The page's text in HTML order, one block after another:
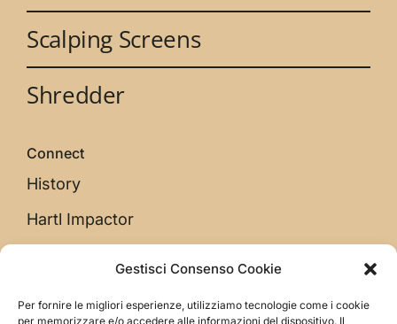
Gestisci Consenso Cookie
Per fornire le migliori esperienze, utilizziamo tecnologie come i cookie
per memorizzare e/o accedere alle informazioni del dispositivo. Il
Scalping Screens
Shredder
Connect
History
Hartl Impactor
Privacy Policy